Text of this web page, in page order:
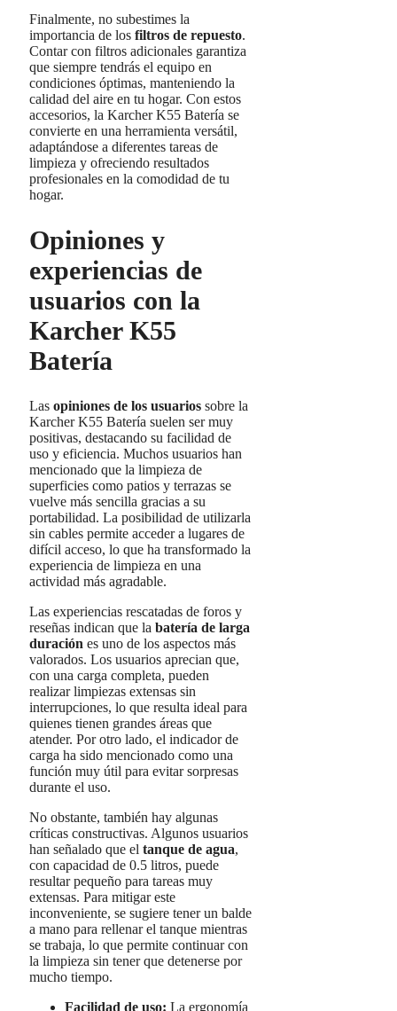
Finalmente, no subestimes la
importancia de los filtros de repuesto.
Contar con filtros adicionales garantiza
que siempre tendrás el equipo en
condiciones óptimas, manteniendo la
calidad del aire en tu hogar. Con estos
accesorios, la Karcher K55 Batería se
convierte en una herramienta versátil,
adaptándose a diferentes tareas de
limpieza y ofreciendo resultados
profesionales en la comodidad de tu
hogar.
Opiniones y
experiencias de
usuarios con la
Karcher K55
Batería
Las opiniones de los usuarios sobre la
Karcher K55 Batería suelen ser muy
positivas, destacando su facilidad de
uso y eficiencia. Muchos usuarios han
mencionado que la limpieza de
superficies como patios y terrazas se
vuelve más sencilla gracias a su
portabilidad. La posibilidad de utilizarla
sin cables permite acceder a lugares de
difícil acceso, lo que ha transformado la
experiencia de limpieza en una
actividad más agradable.
Las experiencias rescatadas de foros y
reseñas indican que la batería de larga
duración es uno de los aspectos más
valorados. Los usuarios aprecian que,
con una carga completa, pueden
realizar limpiezas extensas sin
interrupciones, lo que resulta ideal para
quienes tienen grandes áreas que
atender. Por otro lado, el indicador de
carga ha sido mencionado como una
función muy útil para evitar sorpresas
durante el uso.
No obstante, también hay algunas
críticas constructivas. Algunos usuarios
han señalado que el tanque de agua,
con capacidad de 0.5 litros, puede
resultar pequeño para tareas muy
extensas. Para mitigar este
inconveniente, se sugiere tener un balde
a mano para rellenar el tanque mientras
se trabaja, lo que permite continuar con
la limpieza sin tener que detenerse por
mucho tiempo.
Facilidad de uso: La ergonomía